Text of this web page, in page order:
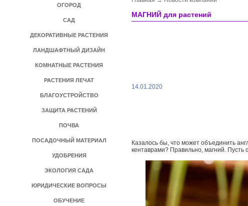
ОГОРОД
САД
ДЕКОРАТИВНЫЕ РАСТЕНИЯ
ЛАНДШАФТНЫЙ ДИЗАЙН
КОМНАТНЫЕ РАСТЕНИЯ
РАСТЕНИЯ ЛЕЧАТ
БЛАГОУСТРОЙСТВО
ЗАЩИТА РАСТЕНИЙ
ПОЧВА
ПОСАДОЧНЫЙ МАТЕРИАЛ
УДОБРЕНИЯ
ЭКОЛОГИЯ САДА
ЮРИДИЧЕСКИЕ ВОПРОСЫ
ОБУЧЕНИЕ
МАГНИЙ для растений
14.01.2020
Казалось бы, что может объединить
кентаврами? Правильно, магний.